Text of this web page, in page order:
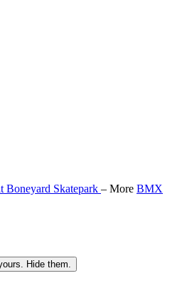
Boneyard Skatepark – More BMX
Hide them.